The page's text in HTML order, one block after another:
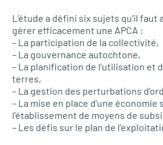
L’étude a défini six sujets qu’il
gérer efficacement une APCA :
– La participation de la collectivité,
– La gouvernance autochtone,
– La planification de l’utilisation et
terres,
– La gestion des perturbations
– La mise en place d’une économie
l’établissement de moyens de
– Les défis sur le plan de